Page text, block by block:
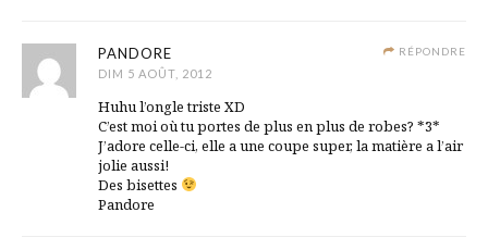
RÉPONDRE
PANDORE
DIM 5 AOÛT, 2012
Huhu l’ongle triste XD
C’est moi où tu portes de plus en plus de robes? *3*
J’adore celle-ci, elle a une coupe super, la matière a l’air
jolie aussi!
Des bisettes
Pandore